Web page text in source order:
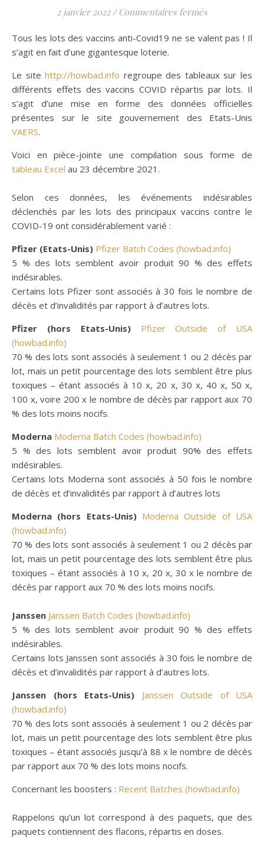
2 janvier 2022 / Commentaires ferméssur La loterie
Tous les lots des vaccins anti-Covid19 ne se valent pas ! Il
s’agit en fait d’une gigantesque loterie.
Le sitehttp://howbad.info regroupe des tableaux sur les
différents effets des vaccins COVID répartis par lots. Il
s’agit d’une mise en forme des données officielles
présentes sur le site gouvernement des Etats-Unis
VAERS.
Voici en pièce-jointe une compilation sous forme de
tableau Excel au 23 décembre 2021.
Selon ces données, les événements indésirables
déclenchés par les lots des principaux vaccins contre le
COVID-19 ont considérablement varié :
Pfizer (Etats-Unis) Pfizer Batch Codes (howbad.info)
5 % des lots semblent avoir produit 90 % des effets
indésirables.
Certains lots Pfizer sont associés à 30 fois le nombre de
décès et d’invalidités par rapport à d’autres lots.
Pfizer (hors Etats-Unis)
Pfizer Outside of USA
(howbad.info)
70 % des lots sont associés à seulement 1 ou 2 décès par
lot, mais un petit pourcentage des lots semblent être plus
toxiques – étant associés à 10 x, 20 x, 30 x, 40 x, ​​50 x,
100 x, voire 200 x le nombre de décès par rapport aux 70
% des lots moins nocifs.
Moderna Moderna Batch Codes (howbad.info)
5 % des lots semblent avoir produit 90% des effets
indésirables.
Certains lots Moderna sont associés à 50 fois le nombre
de décès et d’invalidités par rapport à d’autres lots
Moderna (hors Etats-Unis) Moderna Outside of USA
(howbad.info)
70 % des lots sont associés à seulement 1 ou 2 décès par
lot, mais un petit pourcentage des lots semblent être plus
toxiques – étant associés à 10 x, 20 x, 30 x le nombre de
décès par rapport aux 70 % des lots moins nocifs.
Janssen Janssen Batch Codes (howbad.info)
5 % des lots semblent avoir produit 90 % des effets
indésirables.
Certains lots Janssen sont associés à 30 fois le nombre de
décès et d’invalidités par rapport à d’autres lots.
Janssen (hors Etats-Unis)
Janssen Outside of USA
(howbad.info)
70 % des lots sont associés à seulement 1 ou 2 décès par
lot, mais un petit pourcentage des lots semblent être plus
toxiques – étant associés jusqu’à 88 x le nombre de décès
par rapport aux 70 % des lots moins nocifs.
Concernant les boosters : Recent Batches (howbad.info)
Rappelons qu’un lot correspond à des paquets, que des
paquets contiennent des flacons, répartis en doses.